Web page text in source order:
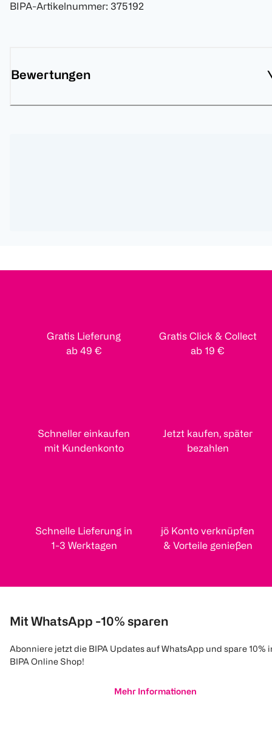
BIPA-Artikelnummer: 375192
Bewertungen
Gratis Lieferung
ab 49 €
Gratis Click & Collect
ab 19 €
Schneller einkaufen
mit Kundenkonto
Jetzt kaufen, später
bezahlen
Schnelle Lieferung in
1-3 Werktagen
jö Konto verknüpfen
& Vorteile genießen
Mit WhatsApp -10% sparen
Abonniere jetzt die BIPA Updates auf WhatsApp und spare 10%
BIPA Online Shop!
Mehr Informationen